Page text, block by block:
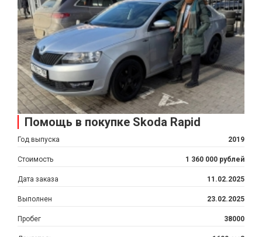
Помощь в покупке Skoda Rapid
Год выпуска 2019
Стоимость 1 360 000 рублей
Дата заказа 11.02.2025
Выполнен 23.02.2025
Пробег 38000